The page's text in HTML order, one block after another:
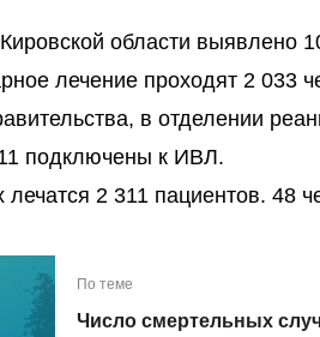
области выявлено
лечение проходят 2 033
в отделении
подключены к ИВЛ.
2 311 пациентов. 48
По теме
Число смертельных